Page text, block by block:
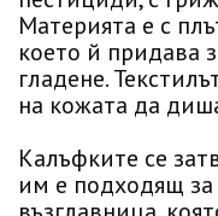
Материята е с
което й придава
гладене.
на кожата да
Калъфките се
им е подходящ за